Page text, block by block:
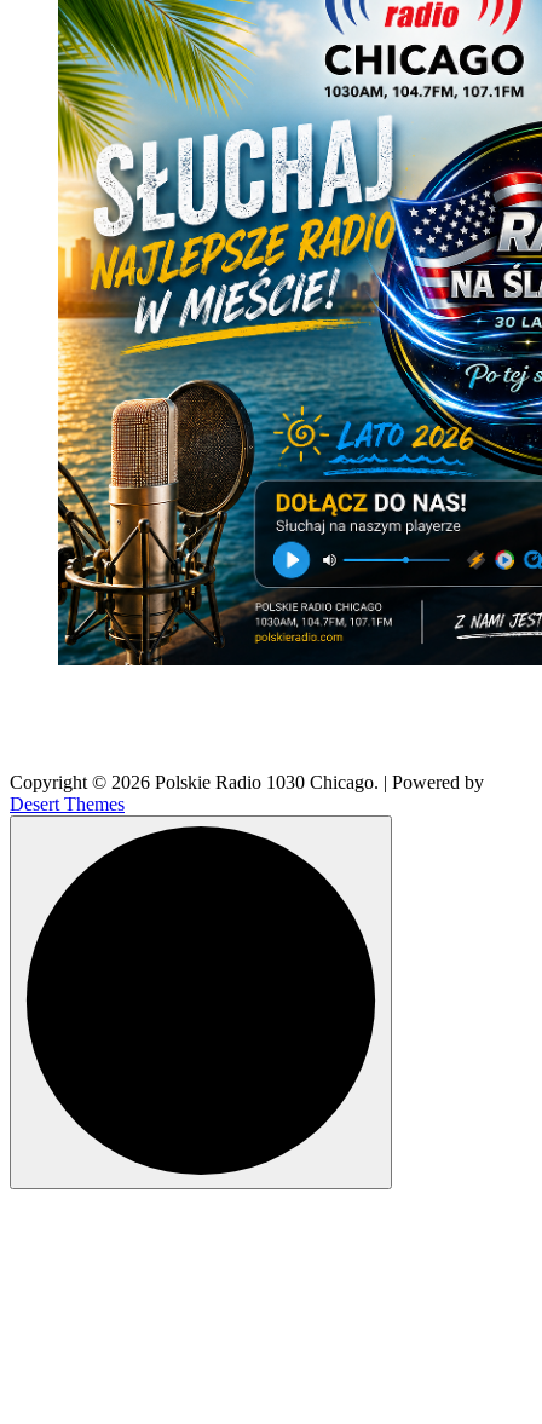
Copyright © 2026 Polskie Radio 1030 Chicago. | Powered by
Desert Themes